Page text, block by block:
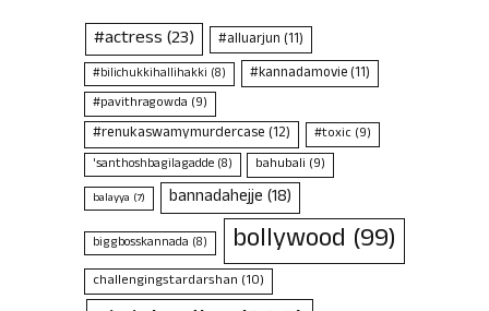
#actress(23) #alluarjun(11)
#bilichukkihallihakki (8) #kannadamovie(11)
#pavithragowda (9)
#renukaswamymurdercase(12) #toxic(9)
'santhoshbagilagadde (8) bahubali (9)
balayya (7) bannadahejje(18)
biggbosskannada (8) bollywood (99)
challengingstardarshan (10)